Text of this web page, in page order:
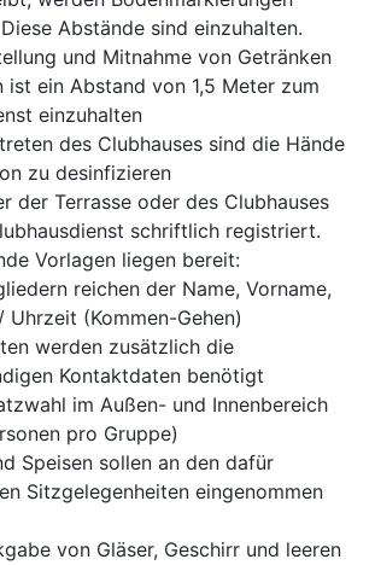
Abstände sind einzuhalten.
und Mitnahme von Getränken
ist ein Abstand von 1,5 Meter zum
einzuhalten
des Clubhauses sind die Hände
zu desinfizieren
der Terrasse oder des Clubhauses
schriftlich registriert.
Vorlagen liegen bereit:
reichen der Name, Vorname,
Uhrzeit (Kommen-Gehen)
werden zusätzlich die
Kontaktdaten benötigt
im Außen- und Innenbereich
pro Gruppe)
Speisen sollen an den dafür
Sitzgelegenheiten eingenommen
von Gläser, Geschirr und leeren